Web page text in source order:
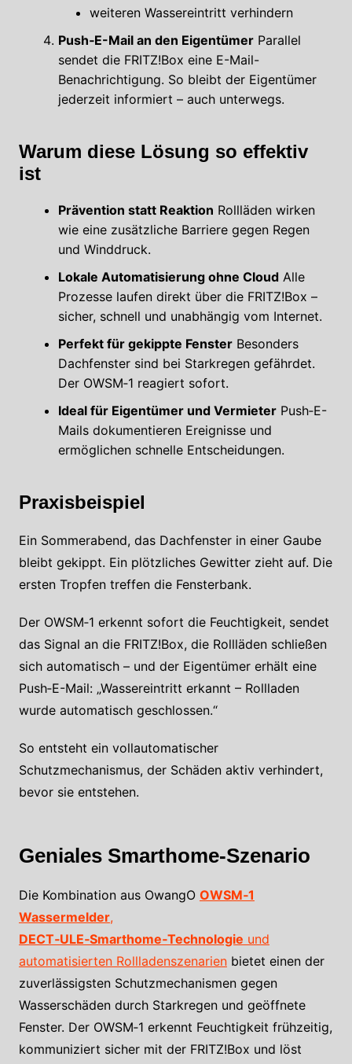
weiteren Wassereintritt verhindern
Push‑E-Mail an den EigentümerParallel
sendet die FRITZ!Box eine E-Mail-
Benachrichtigung. So bleibt der Eigentümer
jederzeit informiert – auch unterwegs.
Warum diese Lösung so effektiv
ist
Prävention statt Reaktion Rollläden wirken
wie eine zusätzliche Barriere gegen Regen
und Winddruck.
Lokale Automatisierung ohne CloudAlle
Prozesse laufen direkt über die FRITZ!Box –
sicher, schnell und unabhängig vom Internet.
Perfekt für gekippte FensterBesonders
Dachfenster sind bei Starkregen gefährdet.
Der OWSM‑1 reagiert sofort.
Ideal für Eigentümer und VermieterPush‑E-
Mails dokumentieren Ereignisse und
ermöglichen schnelle Entscheidungen.
Praxisbeispiel
Ein Sommerabend, das Dachfenster in einer Gaube
bleibt gekippt. Ein plötzliches Gewitter zieht auf. Die
ersten Tropfen treffen die Fensterbank.
Der OWSM‑1 erkennt sofort die Feuchtigkeit, sendet
das Signal an die FRITZ!Box, die Rollläden schließen
sich automatisch – und der Eigentümer erhält eine
Push‑E-Mail: „Wassereintritt erkannt – Rollladen
wurde automatisch geschlossen.“
So entsteht ein vollautomatischer
Schutzmechanismus, der Schäden aktiv verhindert,
bevor sie entstehen.
Geniales Smarthome-Szenario
Die Kombination aus OwangO OWSM‑1
Wassermelder,
DECT‑ULE‑Smarthome‑Technologie und
automatisierten Rollladenszenarienbietet einen der
zuverlässigsten Schutzmechanismen gegen
Wasserschäden durch Starkregen und geöffnete
Fenster. Der OWSM‑1 erkennt Feuchtigkeit frühzeitig,
kommuniziert sicher mit der FRITZ!Box und löst